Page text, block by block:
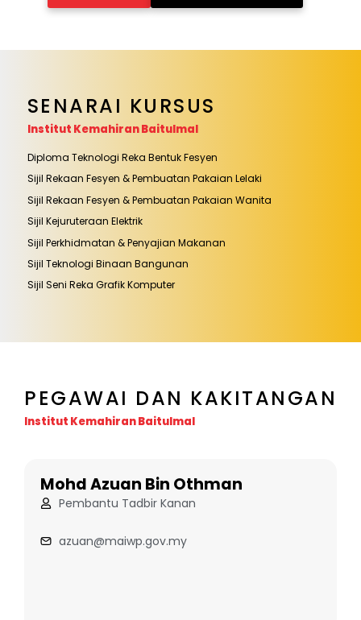
SENARAI KURSUS
Institut Kemahiran Baitulmal
Diploma Teknologi Reka Bentuk Fesyen
Sijil Rekaan Fesyen & Pembuatan Pakaian Lelaki
Sijil Rekaan Fesyen & Pembuatan Pakaian Wanita
Sijil Kejuruteraan Elektrik
Sijil Perkhidmatan & Penyajian Makanan
Sijil Teknologi Binaan Bangunan
Sijil Seni Reka Grafik Komputer
PEGAWAI DAN KAKITANGAN
Institut Kemahiran Baitulmal
Mohd Azuan Bin Othman
Pembantu Tadbir Kanan
azuan@maiwp.gov.my